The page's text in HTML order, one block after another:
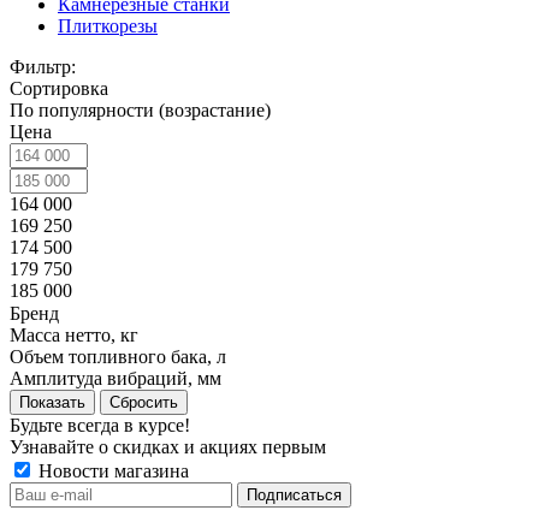
Камнерезные станки
Плиткорезы
Фильтр:
Сортировка
По популярности (возрастание)
Цена
164 000
169 250
174 500
179 750
185 000
Бренд
Масса нетто, кг
Объем топливного бака, л
Амплитуда вибраций, мм
Показать Сбросить
Будьте всегда в курсе!
Узнавайте о скидках и акциях первым
Новости магазина